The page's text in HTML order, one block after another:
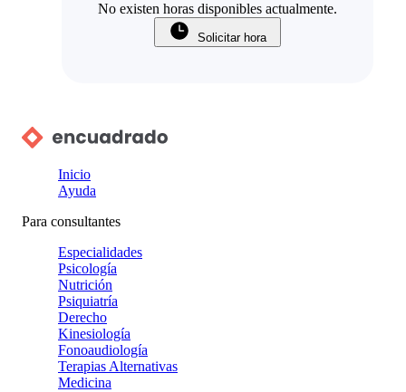
No existen horas disponibles actualmente.
Solicitar hora
Inicio
Ayuda
Para consultantes
Especialidades
Psicología
Nutrición
Psiquiatría
Derecho
Kinesiología
Fonoaudiología
Terapias Alternativas
Medicina